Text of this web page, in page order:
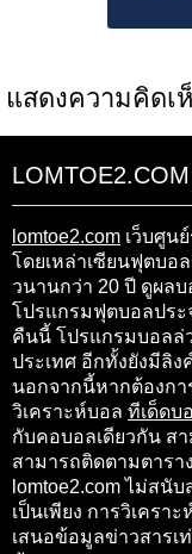
แสดงความคิดเ
lomtoe2.com เว็บศูน
โดยเหล่าเซียนฟุตบ
วนานกว่า 20 ปี ดูผล
โปรแกรมฟุตบอลประ
คืนนี้ โปรแกรมบอลล่
ประเทศ อีกทั้งยังมีลิ
นอกจากนี้หากต้องกา
วิเคราะห์บอล ทีเด็ดบ
กับคอบอลเดียวกัน ส
สามารถติดตามตารา
lomtoe2.com ไม่ส
เป็นเพียง การวิเครา
เสนอข้อมูลข่าวสารเ